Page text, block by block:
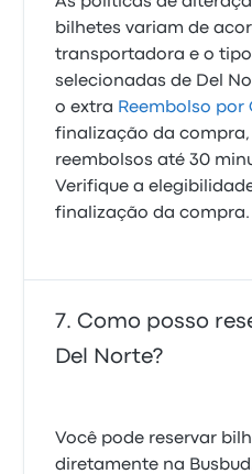
bilhetes variam de
transportadora e o
selecionadas de Del
o extra Reembolso por
finalização da
reembolsos até 30
Verifique a
finalização da compra.
Como posso
Del Norte?
Você pode reservar
diretamente na